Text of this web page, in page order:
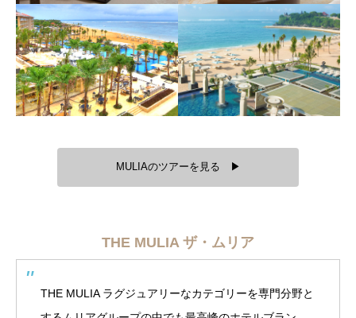
MULIAのツアーを見る ▶
THE MULIA ザ・ムリア
THE MULIA ラグジュアリーなカテゴリーを専門分野と